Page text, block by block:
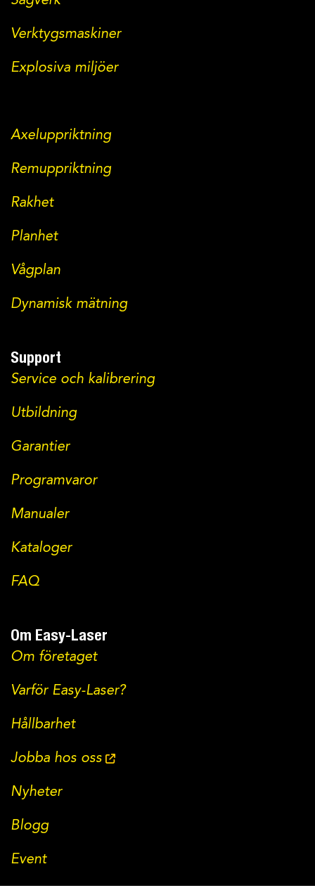
Verktygsmaskiner
Explosiva miljöer
Axeluppriktning
Remuppriktning
Rakhet
Planhet
Vågplan
Dynamisk mätning
Support
Service och kalibrering
Utbildning
Garantier
Programvaror
Manualer
Kataloger
FAQ
Om Easy-Laser
Om företaget
Varför Easy-Laser?
Hållbarhet
Jobba hos oss
Nyheter
Blogg
Event